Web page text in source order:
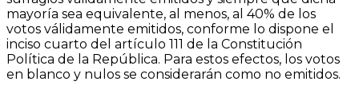
mayoría sea equivalente, al menos, al 40% de los
votos válidamente emitidos, conforme lo dispone el
inciso cuarto del artículo 111 de la Constitución
Política de la República. Para estos efectos, los votos
en blanco y nulos se considerarán como no emitidos.